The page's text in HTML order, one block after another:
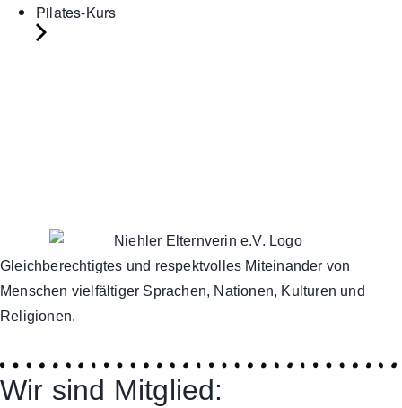
Pilates-Kurs
Gleichberechtigtes und respektvolles Miteinander von
Menschen vielfältiger Sprachen, Nationen, Kulturen und
Religionen.
Wir sind Mitglied: